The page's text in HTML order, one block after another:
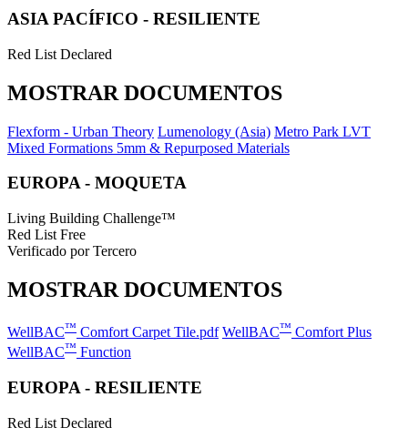
ASIA PACÍFICO - RESILIENTE
Red List Declared
MOSTRAR DOCUMENTOS
Flexform - Urban Theory Lumenology (Asia) Metro Park LVT
Mixed Formations 5mm & Repurposed Materials
EUROPA - MOQUETA
Living Building Challenge™
Red List Free
Verificado por Tercero
MOSTRAR DOCUMENTOS
WellBAC™ Comfort Carpet Tile.pdf WellBAC™ Comfort Plus
WellBAC™ Function
EUROPA - RESILIENTE
Red List Declared